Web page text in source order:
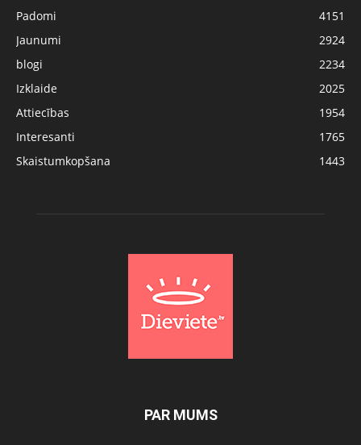
Padomi
4151
Jaunumi
2924
blogi
2234
Izklaide
2025
Attiecības
1954
Interesanti
1765
Skaistumkopšana
1443
PAR MUMS